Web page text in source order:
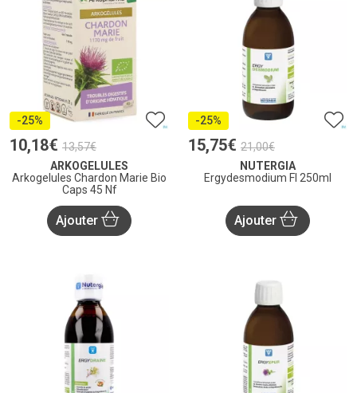
-25%
10,18€ 13,57€
ARKOGELULES
Arkogelules Chardon Marie Bio
Caps 45 Nf
Ajouter
-25%
15,75€ 21,00€
NUTERGIA
Ergydesmodium Fl 250ml
Ajouter